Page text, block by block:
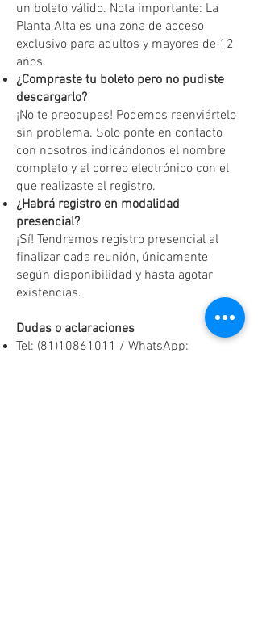
un boleto válido. Nota importante: La
Planta Alta es una zona de acceso
exclusivo para adultos y mayores de 12
años.
¿Compraste tu boleto pero no pudiste
descargarlo?
¡No te preocupes! Podemos reenviártelo
sin problema. Solo ponte en contacto
con nosotros indicándonos el nombre
completo y el correo electrónico con el
que realizaste el registro.
¿Habrá registro en modalidad
presencial?
¡Sí! Tendremos registro presencial al
finalizar cada reunión, únicamente
según disponibilidad y hasta agotar
existencias.
Dudas o aclaraciones
Tel: (81)10861011 / WhatsApp: